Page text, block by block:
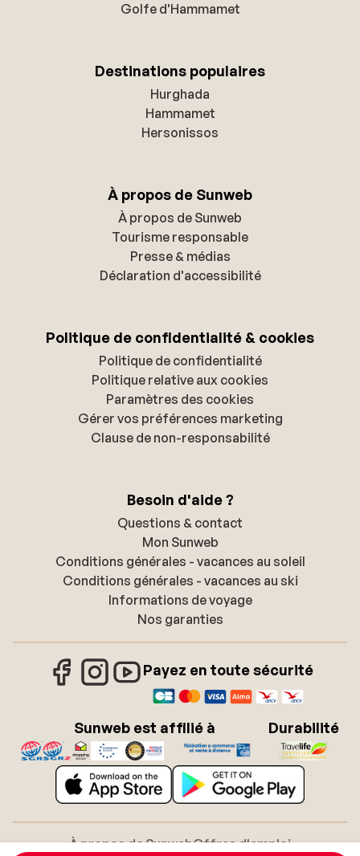
Golfe d'Hammamet
Destinations populaires
Hurghada
Hammamet
Hersonissos
À propos de Sunweb
À propos de Sunweb
Tourisme responsable
Presse & médias
Déclaration d'accessibilité
Politique de confidentialité & cookies
Politique de confidentialité
Politique relative aux cookies
Paramètres des cookies
Gérer vos préférences marketing
Clause de non-responsabilité
Besoin d'aide ?
Questions & contact
Mon Sunweb
Conditions générales - vacances au soleil
Conditions générales - vacances au ski
Informations de voyage
Nos garanties
Payez en toute sécurité
Sunweb est affilié à Durabilité
À propos de SunwebOffres d'emploi